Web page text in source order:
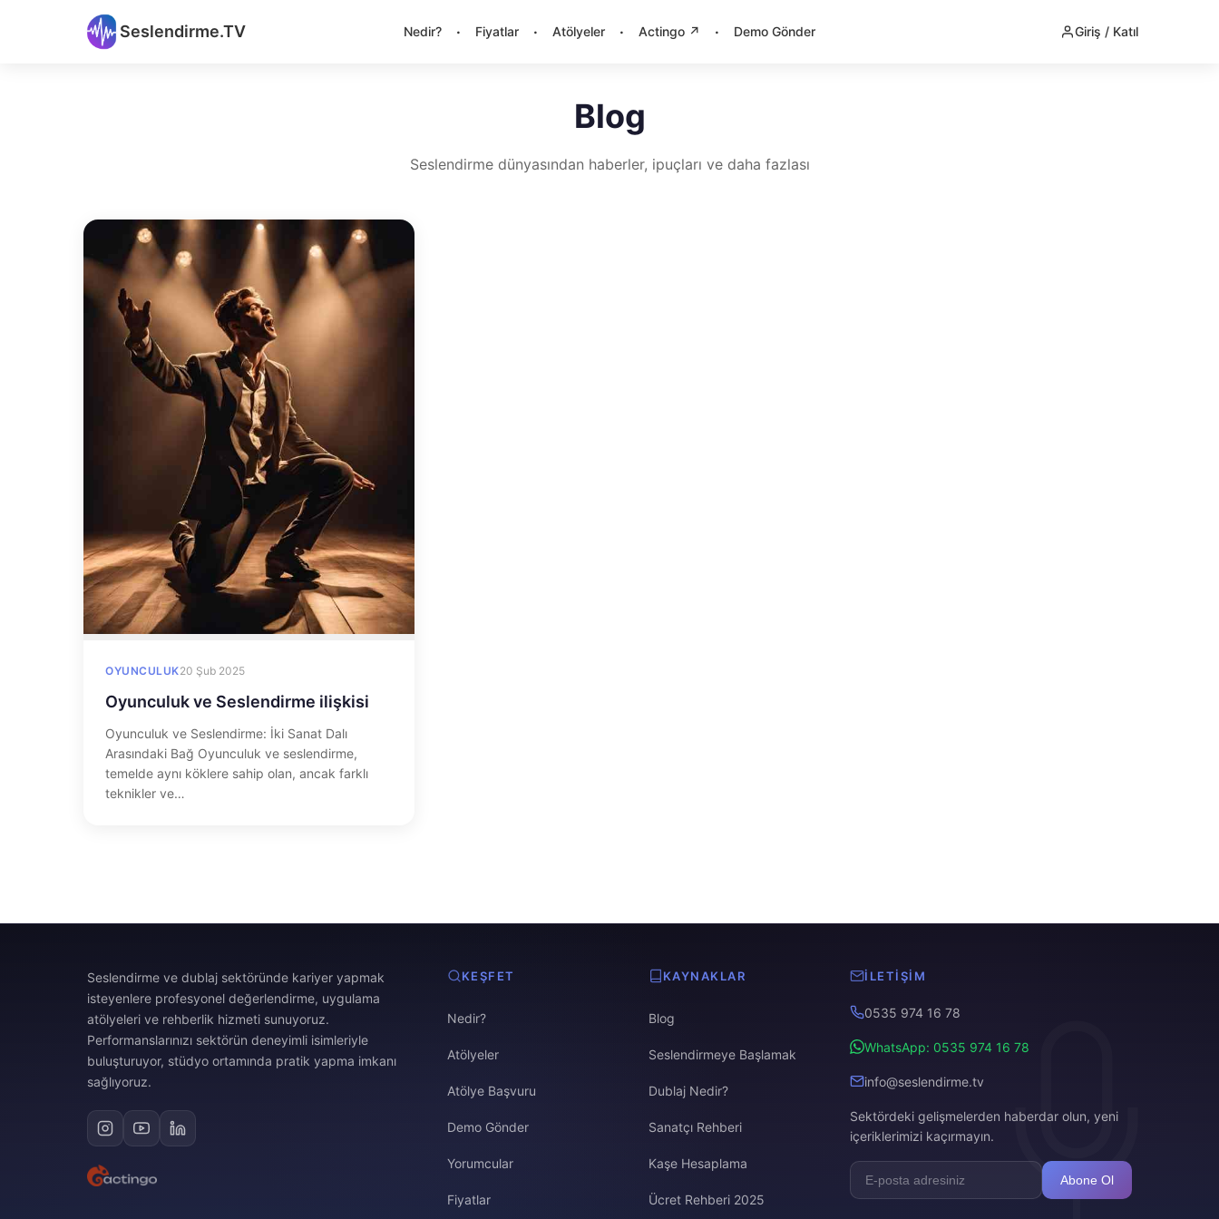
Seslendirme.TV Nedir? · Fiyatlar · Atölyeler · Actingo ↗ · Demo Gönder Giriş / Katıl
Blog
Seslendirme dünyasından haberler, ipuçları ve daha fazlası
OYUNCULUK20 Şub 2025
Oyunculuk ve Seslendirme ilişkisi
Oyunculuk ve Seslendirme: İki Sanat Dalı
Arasındaki Bağ Oyunculuk ve seslendirme,
temelde aynı köklere sahip olan, ancak farklı
teknikler ve…
Seslendirme ve dublaj sektöründe kariyer yapmak
isteyenlere profesyonel değerlendirme, uygulama
atölyeleri ve rehberlik hizmeti sunuyoruz.
Performanslarınızı sektörün deneyimli isimleriyle
buluşturuyor, stüdyo ortamında pratik yapma imkanı
sağlıyoruz.
KEŞFET
Nedir?
Atölyeler
Atölye Başvuru
Demo Gönder
Yorumcular
Fiyatlar
KAYNAKLAR
Blog
Seslendirmeye Başlamak
Dublaj Nedir?
Sanatçı Rehberi
Kaşe Hesaplama
Ücret Rehberi 2025
İLETIŞIM
0535 974 16 78
WhatsApp: 0535 974 16 78
info@seslendirme.tv
Sektördeki gelişmelerden haberdar olun, yeni
içeriklerimizi kaçırmayın.
Abone Ol